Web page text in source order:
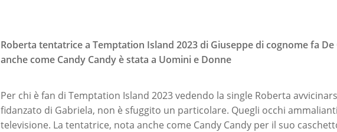
Roberta tentatrice a Temptation Island 2023 di Giuseppe di cognome fa De
anche come Candy Candy è stata a Uomini e Donne
Per chi è fan di Temptation Island 2023 vedendo la single Roberta
fidanzato di Gabriela, non è sfuggito un particolare. Quegli occhi
televisione. La tentatrice, nota anche come Candy Candy per il suo